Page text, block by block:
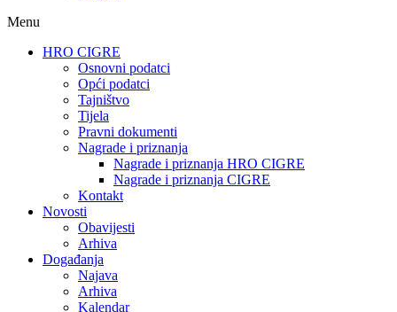
Menu
HRO CIGRE
Osnovni podatci​
Opći podatci
Tajništvo
Tijela
Pravni dokumenti
Nagrade i priznanja
Nagrade i priznanja HRO CIGRE
Nagrade i priznanja CIGRE
Kontakt
Novosti
Obavijesti
Arhiva
Događanja
Najava
Arhiva
Kalendar